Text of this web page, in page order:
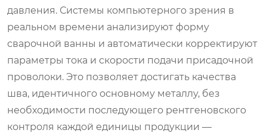
давления. Системы компьютерного зрения в
реальном времени анализируют форму
сварочной ванны и автоматически корректируют
параметры тока и скорости подачи присадочной
проволоки. Это позволяет достигать качества
шва, идентичного основному металлу, без
необходимости последующего рентгеновского
контроля каждой единицы продукции —